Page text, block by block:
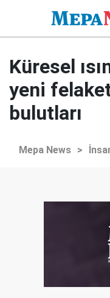
Küresel
yeni
bulutları
Mepa News >